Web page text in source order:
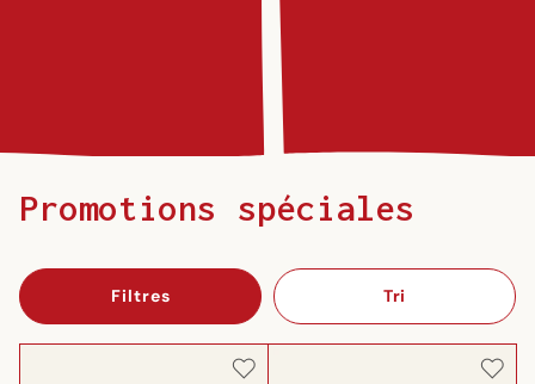
Promotions spéciales
Filtres Tri